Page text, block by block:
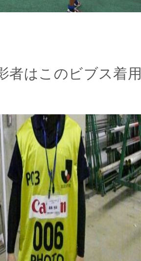
者はこのビブス着